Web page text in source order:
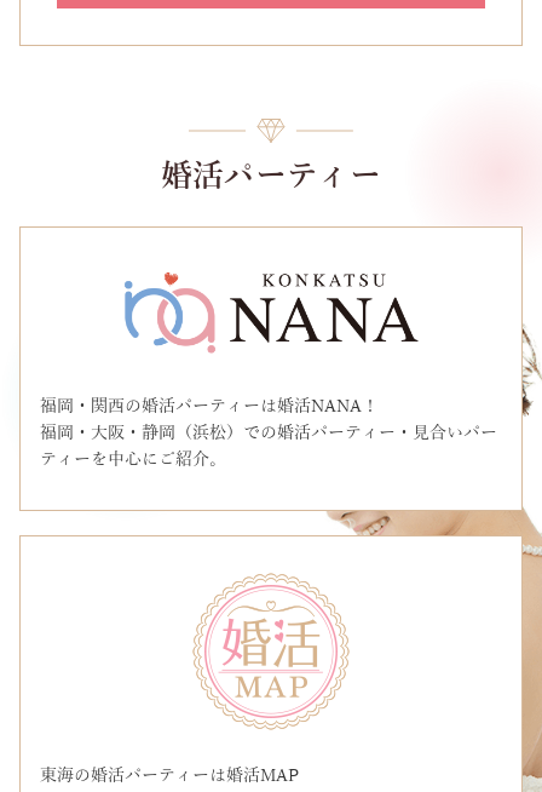
婚活パーティー
福岡・関西の婚活パーティーは婚活NANA！
福岡・大阪・静岡（浜松）での婚活パーティー・見合いパー
ティーを中心にご紹介。
東海の婚活パーティーは婚活MAP